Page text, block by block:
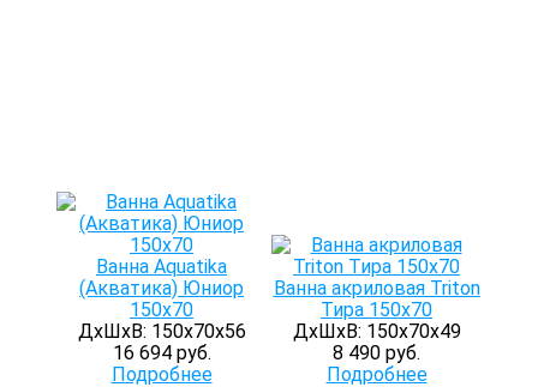
Ванна Aquatika
(Акватика) Юниор
150х70
ДхШхВ: 150х70х56
16 694 руб.
Подробнее
Ванна акриловая Triton
Тира 150х70
ДхШхВ: 150х70х49
8 490 руб.
Подробнее